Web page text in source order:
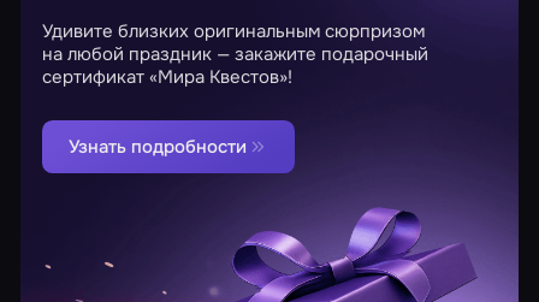
Удивите близких оригинальным сюрпризом
на любой праздник — закажите подарочный
сертификат «Мира Квестов»!
Узнать подробности